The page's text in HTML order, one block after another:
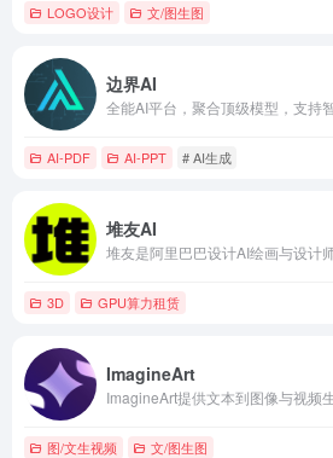
LOGO设计 文/图生图
边界AI
AI-PDF AI-PPT # AI生成
堆友AI
堆友是阿里巴巴设计AI绘画与设计
3D GPU算力租赁
ImagineArt
图/文生视频 文/图生图